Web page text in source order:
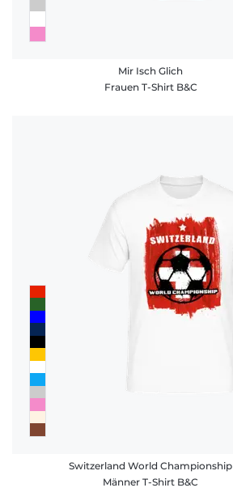
Mir Isch Glich
Frauen T-Shirt B&C
Switzerland World Championship
Männer T-Shirt B&C